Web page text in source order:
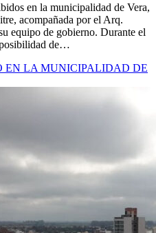
en la municipalidad de Vera,
acompañada por el Arq.
equipo de gobierno. Durante el
de…
EN LA MUNICIPALIDAD DE